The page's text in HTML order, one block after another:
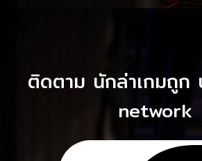
ติดตาม นักล่าเกมถูก
network